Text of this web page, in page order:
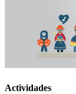
Actividades